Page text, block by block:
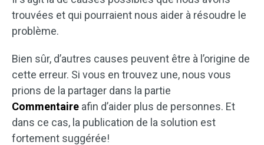
trouvées et qui pourraient nous aider à résoudre le
problème.
Bien sûr, d’autres causes peuvent être à l’origine de
cette erreur. Si vous en trouvez une, nous vous
prions de la partager dans la partie
Commentaire afin d’aider plus de personnes. Et
dans ce cas, la publication de la solution est
fortement suggérée!